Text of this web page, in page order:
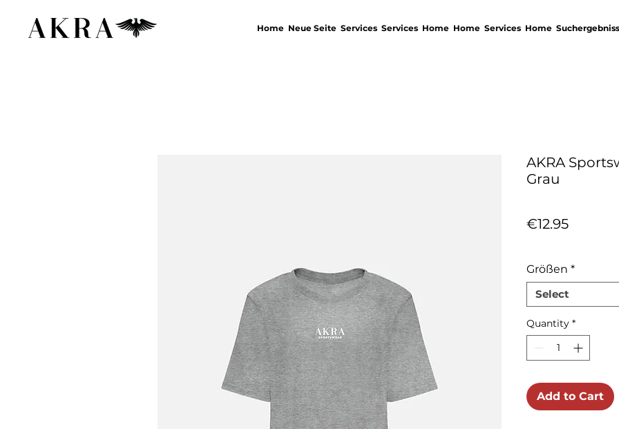
Home Neue Seite Services Services Home Home Services Home
AKRA
Grau
€12.95Price
Größen *
Select
Quantity *
Add to Cart